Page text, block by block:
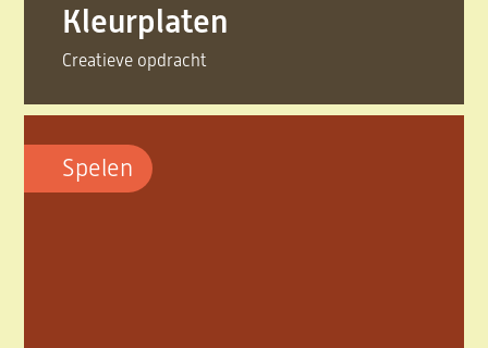
Kleurplaten
Creatieve opdracht
Spelen